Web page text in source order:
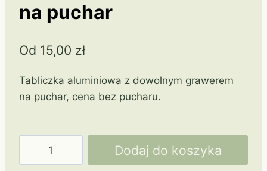
na puchar
Od 15,00 zł
Tabliczka aluminiowa z dowolnym grawerem
na puchar, cena bez pucharu.
Dodaj do koszyka